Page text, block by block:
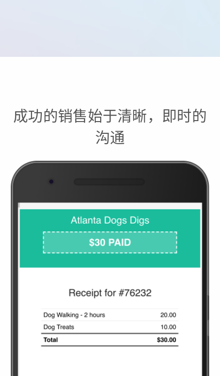
成功的销售始于清晰，即时的
沟通